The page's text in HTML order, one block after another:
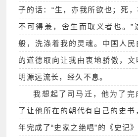
子的话：“生，亦我所欲也；死
不可得兼，舍生而取义者也。”
般，洗涤着我的灵魂。中国人
的道德取向让我由衷地骄傲，
明源远流长，经久不息。
我想起了司马迁，他为了完
了让他所在的朝代有自己的史书
年完成了“史家之绝唱”的《史记》